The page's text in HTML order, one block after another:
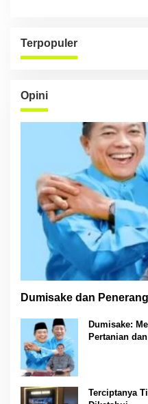
Terpopuler
Opini
Dumisake dan
Dumisake:
Pertanian
Terciptanya